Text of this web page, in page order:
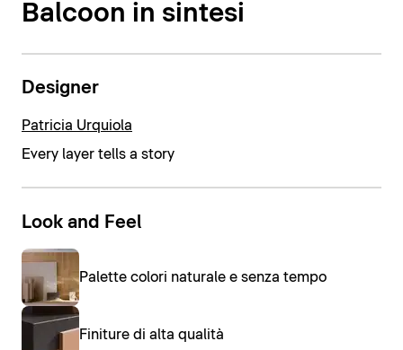
Balcoon in sintesi
Designer
Patricia Urquiola
Every layer tells a story
Look and Feel
Palette colori naturale e senza tempo
Finiture di alta qualità